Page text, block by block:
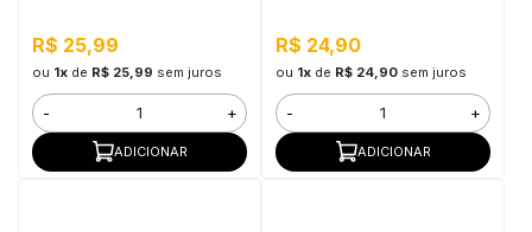
R$ 25,99
ou 1xde R$ 25,99 sem juros
- +
ADICIONAR
R$ 24,90
ou 1xde R$ 24,90 sem juros
- +
ADICIONAR